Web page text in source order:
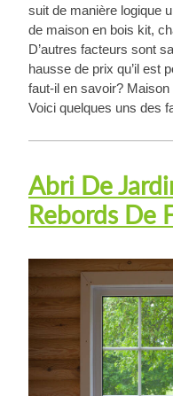
suit de manière logique
de maison en bois kit,
D’autres facteurs sont
hausse de prix qu’il est
faut-il en savoir?
Voici quelques uns des
Abri De
Rebords De